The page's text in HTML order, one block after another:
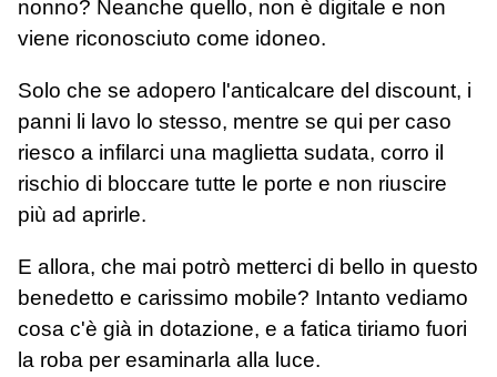
nonno? Neanche quello, non è digitale e non
viene riconosciuto come idoneo.
Solo che se adopero l'anticalcare del discount, i
panni li lavo lo stesso, mentre se qui per caso
riesco a infilarci una maglietta sudata, corro il
rischio di bloccare tutte le porte e non riuscire
più ad aprirle.
E allora, che mai potrò metterci di bello in questo
benedetto e carissimo mobile? Intanto vediamo
cosa c'è già in dotazione, e a fatica tiriamo fuori
la roba per esaminarla alla luce.